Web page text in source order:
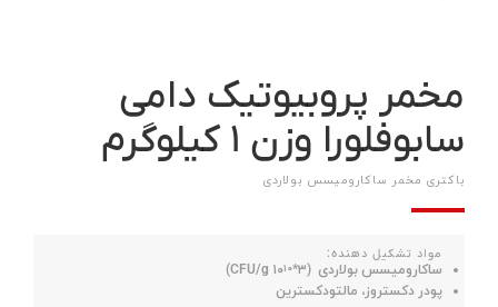
مخمر پروبیوتیک دامی
سابوفلورا وزن ۱ کیلوگرم
باکتری مخمر ساکارومیسس بولاردی
مواد تشکیل دهنده:
ساکارومیسس بولاردی (۳*۱۰ ۱۰
پودر دکستروز، مالتودکسترین